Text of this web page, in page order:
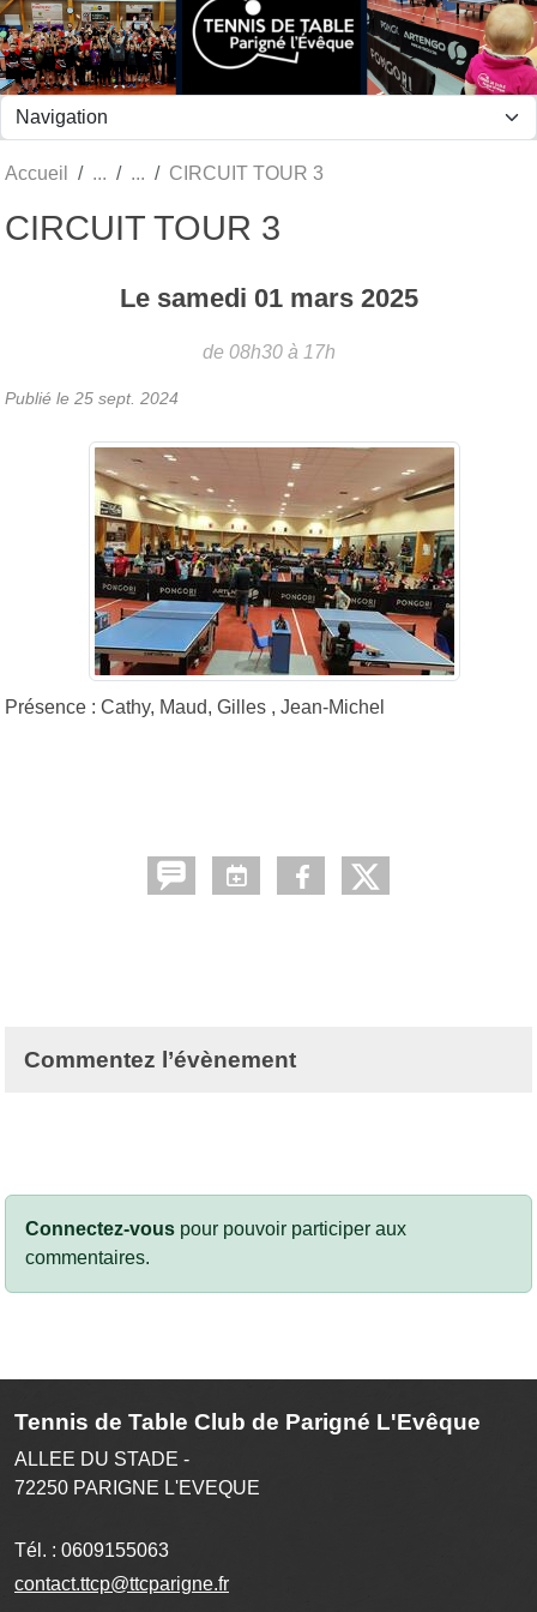
Accueil CIRCUIT TOUR 3
CIRCUIT TOUR 3
Le samedi 01 mars 2025
de 08h30 à 17h
Publié le 25 sept. 2024
Présence : Cathy, Maud, Gilles , Jean-Michel
Commentez l’évènement
Connectez-vous pour pouvoir participer aux
commentaires.
Tennis de Table Club de Parigné L'Evêque
ALLEE DU STADE -
72250 PARIGNE L'EVEQUE
Tél. : 0609155063
contact.ttcp@ttcparigne.fr
Panneau de gestion des cookies